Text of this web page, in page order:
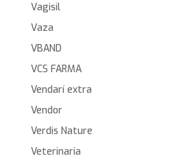
Vagisil
Vaza
VBAND
VCS FARMA
Vendarí extra
Vendor
Verdis Nature
Veterinaria